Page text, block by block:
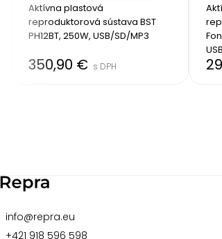
Aktívna plastová
reproduktorová sústava BST
PH12BT, 250W, USB/SD/MP3
350,90 € s DPH
info@repra.eu
+421 918 596 598